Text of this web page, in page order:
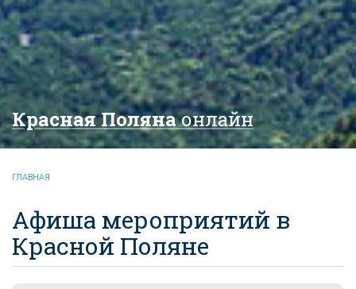
Красная Полянаонлайн
ГЛАВНАЯ
Афиша мероприятий в
Красной Поляне